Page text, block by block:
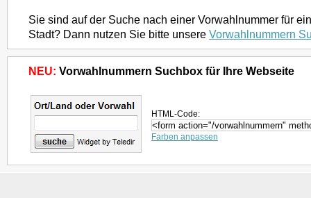
Sie sind auf der Suche nach einer Vorwahlnummer für
Stadt? Dann nutzen Sie bitte unsere Vorwahlnummern
NEU: Vorwahlnummern Suchbox für Ihre Webseite
HTML-Code:
Farben anpassen